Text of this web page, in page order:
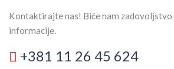
Kontaktirajte nas! Biće nam zadovoljstvo
informacije.
+381 11 26 45 624